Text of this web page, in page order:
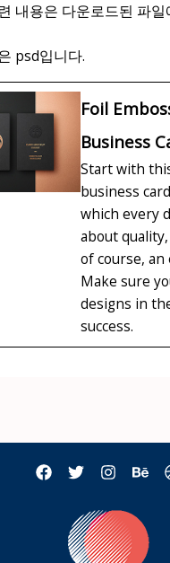
내용은 다운로드된 파
psd입니다.
Foil
Business
Start with
business
which every
about
of course, an
Make sure
designs in
success.